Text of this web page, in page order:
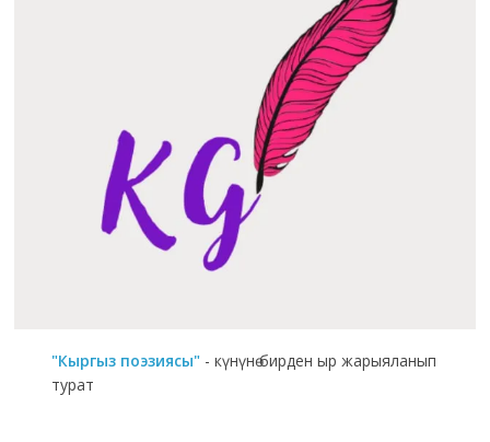
"Кыргыз поэзиясы" - күнүнө бирден ыр жарыяланып
турат